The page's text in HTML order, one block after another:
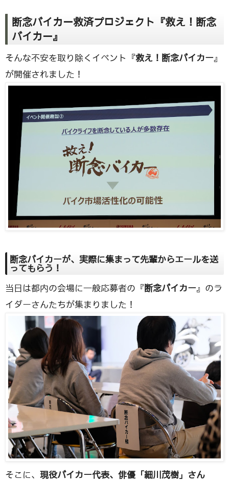
断念バイカー救済プロジェクト『救え！断念
バイカー』
そんな不安を取り除くイベント『救え！断念バイカー』
が開催されました！
断念バイカーが、実際に集まって先輩からエールを送
ってもらう！
当日は都内の会場に一般応募者の『断念バイカー』のラ
イダーさんたちが集まりました！
そこに、 現役バイカー代表、俳優「細川茂樹」さん